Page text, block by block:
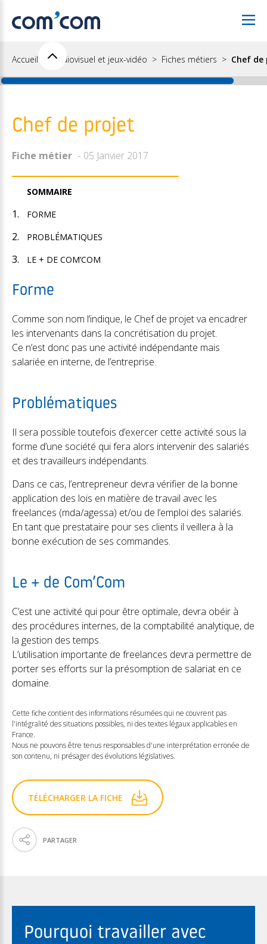
Accueil Audiovisuel et jeux-vidéo Fiches métiers Chef
Chef de projet
Fiche métier 05 Janvier 2017
SOMMAIRE
FORME
PROBLÉMATIQUES
LE + DE COM’COM
Forme
Comme son nom l’indique, le Chef de projet va encadrer
les intervenants dans la concrétisation du projet.
Ce n’est donc pas une activité indépendante mais
salariée en interne, de l’entreprise.
Problématiques
Il sera possible toutefois d’exercer cette activité sous la
forme d’une société qui fera alors intervenir des salariés
et des travailleurs indépendants.
Dans ce cas, l’entrepreneur devra vérifier de la bonne
application des lois en matière de travail avec les
freelances (mda/agessa) et/ou de l’emploi des salariés.
En tant que prestataire pour ses clients il veillera à la
bonne exécution de ses commandes.
Le + de Com’Com
C’est une activité qui pour être optimale, devra obéir à
des procédures internes, de la comptabilité analytique, de
la gestion des temps.
L’utilisation importante de freelances devra permettre de
porter ses efforts sur la présomption de salariat en ce
domaine.
Cette fiche contient des informations résumées qui ne couvrent pas
l'intégralité des situations possibles, ni des textes légaux applicables en
France.
Nous ne pouvons être tenus responsables d'une interprétation erronée de
son contenu, ni présager des évolutions législatives.
PARTAGER
TÉLÉCHARGER LA FICHE
Pourquoi travailler avec